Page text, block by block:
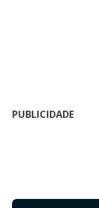
PUBLICIDADE